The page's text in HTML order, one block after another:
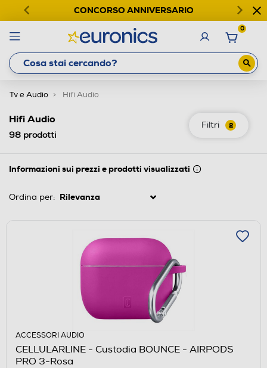
CONCORSO ANNIVERSARIO
0
Tv e Audio Hifi Audio
Filtri 2
Hifi Audio
98 prodotti
Informazioni sui prezzi e prodotti visualizzati
Ordina per:
ACCESSORI AUDIO
CELLULARLINE - Custodia BOUNCE - AIRPODS
PRO 3-Rosa